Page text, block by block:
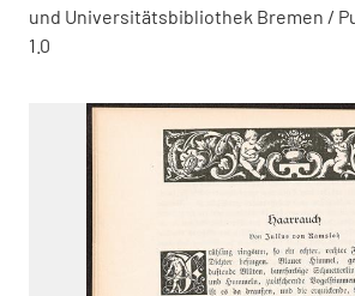
und Universitätsbibliothek Bremen /
1.0